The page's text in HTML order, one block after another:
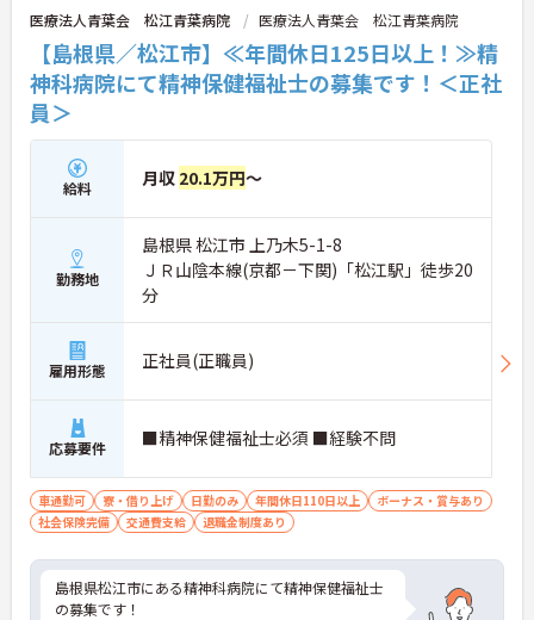
医療法人青葉会 松江青葉病院 医療法人青葉会 松江青葉病院
【島根県／松江市】≪年間休日125日以上！≫精
神科病院にて精神保健福祉士の募集です！＜正社
員＞
給料 月収 20.1万円～
勤務地
島根県 松江市 上乃木5-1-8
ＪＲ山陰本線(京都－下関)「松江駅」徒歩20
分
雇用形態 正社員(正職員)
応募要件 ■精神保健福祉士必須 ■経験不問
車通勤可 寮・借り上げ 日勤のみ 年間休日110日以上
ボーナス・賞与あり
社会保険完備
交通費支給 退職金制度あり
島根県松江市にある精神科病院にて精神保健福祉士
の募集です！